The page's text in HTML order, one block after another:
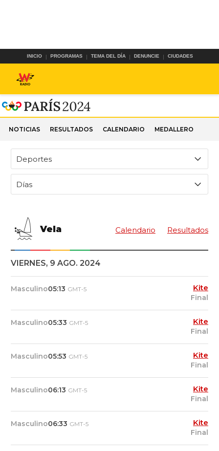
INICIO PROGRAMAS TEMA DEL DÍA DENUNCIE CIUDADES
NOTICIAS RESULTADOS CALENDARIO MEDALLERO
Deportes
Días
Vela Calendario Resultados
VIERNES, 9 AGO. 2024
Masculino05:13 GMT-5 Kite
Final
Masculino05:33 GMT-5 Kite
Final
Masculino05:53 GMT-5 Kite
Final
Masculino06:13 GMT-5 Kite
Final
Masculino06:33 GMT-5 Kite
Final